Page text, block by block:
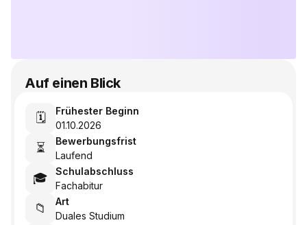
Auf einen Blick
🗓️
Frühester Beginn
01.10.2026
⏳
Bewerbungsfrist
Laufend
🎓
Schulabschluss
Fachabitur
📁
Art
Duales Studium